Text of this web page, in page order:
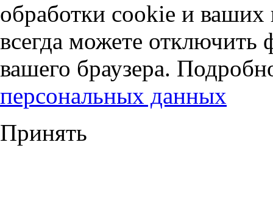
обработки cookie и
всегда можете отключить
вашего браузера.
персональных данных
Принять